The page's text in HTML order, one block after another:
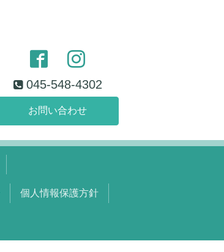
045-548-4302
お問い合わせ
個人情報保護方針